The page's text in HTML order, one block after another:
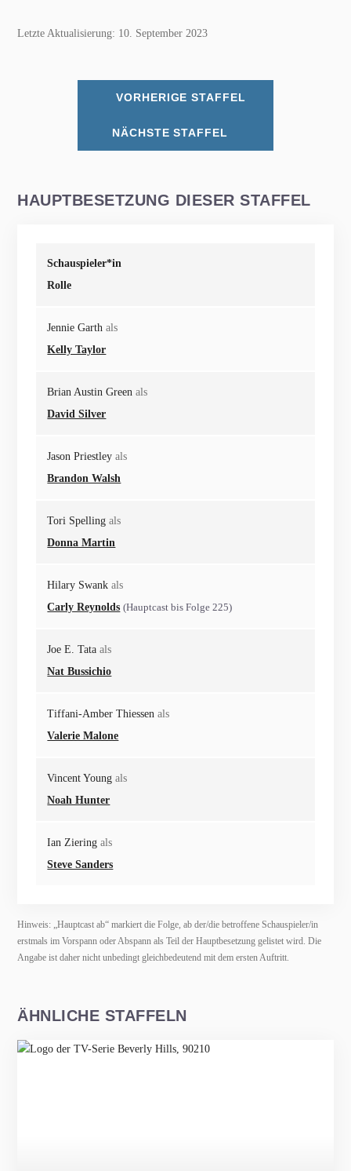
Letzte Aktualisierung: 10. September 2023
VORHERIGE STAFFEL
NÄCHSTE STAFFEL
HAUPTBESETZUNG DIESER STAFFEL
Schauspieler*in
Rolle
Jennie Garth als
Kelly Taylor
Brian Austin Green als
David Silver
Jason Priestley als
Brandon Walsh
Tori Spelling als
Donna Martin
Hilary Swank als
Carly Reynolds (Hauptcast bis Folge 225)
Joe E. Tata als
Nat Bussichio
Tiffani-Amber Thiessen als
Valerie Malone
Vincent Young als
Noah Hunter
Ian Ziering als
Steve Sanders
Hinweis: „Hauptcast ab“ markiert die Folge, ab der/die betroffene Schauspieler/in
erstmals im Vorspann oder Abspann als Teil der Hauptbesetzung gelistet wird. Die
Angabe ist daher nicht unbedingt gleichbedeutend mit dem ersten Auftritt.
ÄHNLICHE STAFFELN